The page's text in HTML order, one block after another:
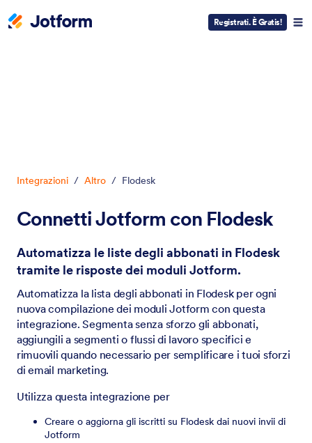
Registrati. È Gratis!
Integrazioni / Altro / Flodesk
Connetti Jotform con Flodesk
Automatizza le liste degli abbonati in Flodesk
tramite le risposte dei moduli Jotform.
Automatizza la lista degli abbonati in Flodesk per ogni
nuova compilazione dei moduli Jotform con questa
integrazione. Segmenta senza sforzo gli abbonati,
aggiungili a segmenti o flussi di lavoro specifici e
rimuovili quando necessario per semplificare i tuoi sforzi
di email marketing.
Utilizza questa integrazione per
Creare o aggiorna gli iscritti su Flodesk dai nuovi invii di
Jotform